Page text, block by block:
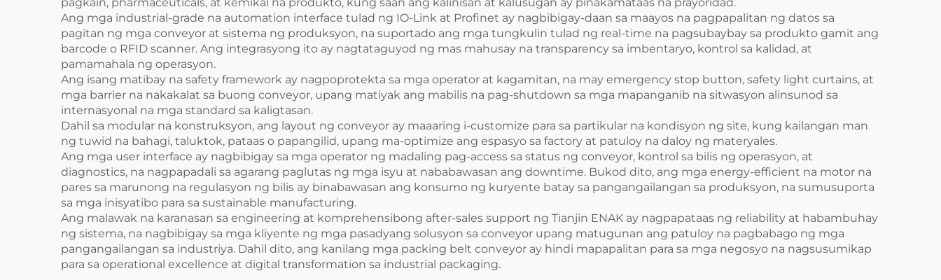
Ang mga industrial-grade na automation interface tulad ng IO-Link at Profinet ay nagbibigay-daan sa maayos na pagpapalitan ng datos sa
pagitan ng mga conveyor at sistema ng produksyon, na suportado ang mga tungkulin tulad ng real-time na pagsubaybay sa produkto gamit ang
barcode o RFID scanner. Ang integrasyong ito ay nagtataguyod ng mas mahusay na transparency sa imbentaryo, kontrol sa kalidad, at
pamamahala ng operasyon.
Ang isang matibay na safety framework ay nagpoprotekta sa mga operator at kagamitan, na may emergency stop button, safety light curtains, at
mga barrier na nakakalat sa buong conveyor, upang matiyak ang mabilis na pag-shutdown sa mga mapanganib na sitwasyon alinsunod sa
internasyonal na mga standard sa kaligtasan.
Dahil sa modular na konstruksyon, ang layout ng conveyor ay maaaring i-customize para sa partikular na kondisyon ng site, kung kailangan man
ng tuwid na bahagi, taluktok, pataas o papangilid, upang ma-optimize ang espasyo sa factory at patuloy na daloy ng materyales.
Ang mga user interface ay nagbibigay sa mga operator ng madaling pag-access sa status ng conveyor, kontrol sa bilis ng operasyon, at
diagnostics, na nagpapadali sa agarang paglutas ng mga isyu at nababawasan ang downtime. Bukod dito, ang mga energy-efficient na motor na
pares sa marunong na regulasyon ng bilis ay binabawasan ang konsumo ng kuryente batay sa pangangailangan sa produksyon, na sumusuporta
sa mga inisyatibo para sa sustainable manufacturing.
Ang malawak na karanasan sa engineering at komprehensibong after-sales support ng Tianjin ENAK ay nagpapataas ng reliability at habambuhay
ng sistema, na nagbibigay sa mga kliyente ng mga pasadyang solusyon sa conveyor upang matugunan ang patuloy na pagbabago ng mga
pangangailangan sa industriya. Dahil dito, ang kanilang mga packing belt conveyor ay hindi mapapalitan para sa mga negosyo na nagsusumikap
para sa operational excellence at digital transformation sa industrial packaging.